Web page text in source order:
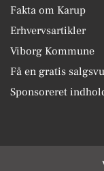
Fakta om Karup
Erhvervsartikler
Viborg Kommune
Få en gratis
Sponsoreret